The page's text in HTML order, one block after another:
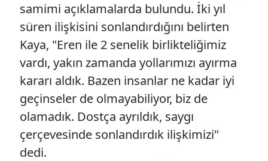
samimi açıklamalarda bulundu. İki yıl
süren ilişkisini sonlandırdığını belirten
Kaya, "Eren ile 2 senelik birlikteliğimiz
vardı, yakın zamanda yollarımızı ayırma
kararı aldık. Bazen insanlar ne kadar iyi
geçinseler de olmayabiliyor, biz de
olamadık. Dostça ayrıldık, saygı
çerçevesinde sonlandırdık ilişkimizi"
dedi.